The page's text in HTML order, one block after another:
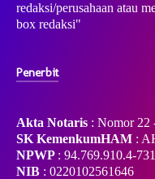
redaksi/perusahaan atau
box redaksi"
Penerbit
Akta Notaris : Nomor 22
SK KemenkumHAM :
NPWP : 94.769.910.4-
NIB : 0220102561646